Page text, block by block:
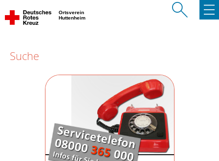
Ortsverein
Huttenheim
Suche